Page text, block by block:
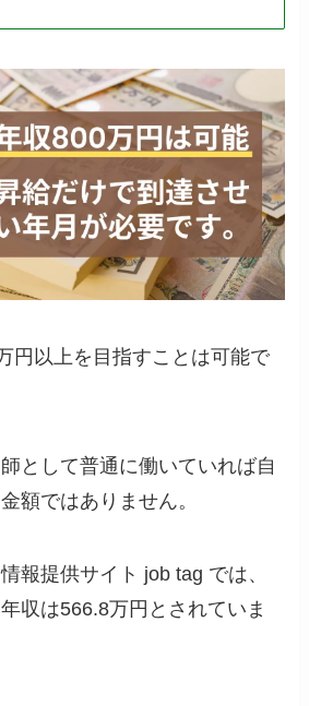
円以上を目指すことは可能で
として普通に働いていれば自
額ではありません。
報提供サイト job tag では、
収は566.8万円とされていま